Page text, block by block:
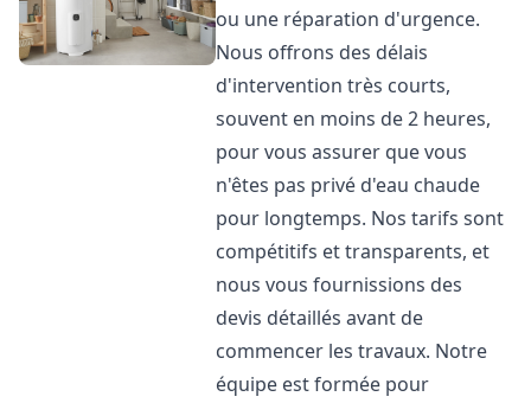
ou une réparation d'urgence.
Nous offrons des délais
d'intervention très courts,
souvent en moins de 2 heures,
pour vous assurer que vous
n'êtes pas privé d'eau chaude
pour longtemps. Nos tarifs sont
compétitifs et transparents, et
nous vous fournissions des
devis détaillés avant de
commencer les travaux. Notre
équipe est formée pour